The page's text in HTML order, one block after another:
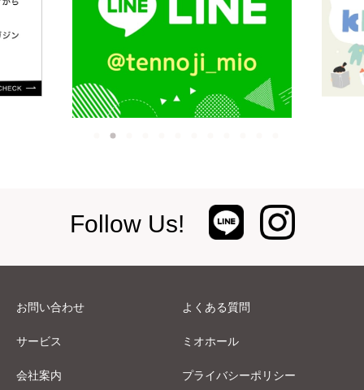
Follow Us!
お問い合わせ よくある質問
サービス ミオホール
会社案内 プライバシーポリシー